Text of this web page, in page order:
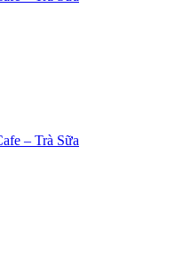
– Trà Sữa